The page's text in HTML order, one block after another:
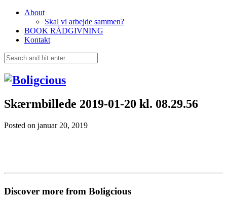
About
Skal vi arbejde sammen?
BOOK RÅDGIVNING
Kontakt
Skærmbillede 2019-01-20 kl. 08.29.56
Posted on januar 20, 2019
Discover more from Boligcious